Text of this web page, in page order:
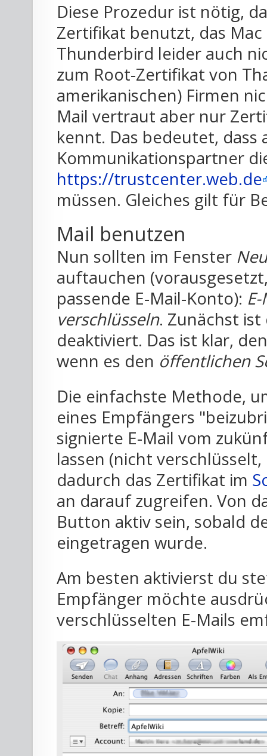
Diese Prozedur ist nötig,
Zertifikat benutzt, das
Thunderbird leider auch
zum Root-Zertifikat von
amerikanischen) Firmen
Mail vertraut aber nur
kennt. Das bedeutet, dass
Kommunikationspartner
https://trustcenter.web.de
müssen. Gleiches gilt für
Mail benutzen
Nun sollten im Fenster
auftauchen
passende E-Mail-Konto):
verschlüsseln. Zunächst
deaktiviert. Das ist klar,
wenn es den öffentlichen
Die einfachste Methode,
eines Empfängers
signierte E-Mail vom
lassen (nicht
dadurch das Zertifikat im
an darauf zugreifen. Von
Button aktiv sein, sobald
eingetragen wurde.
Am besten aktivierst du
Empfänger möchte
verschlüsselten E-Mails